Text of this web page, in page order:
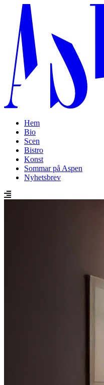
Hem
Bio
Scen
Bistro
Konst
Sommar på Aspen
Nyhetsbrev